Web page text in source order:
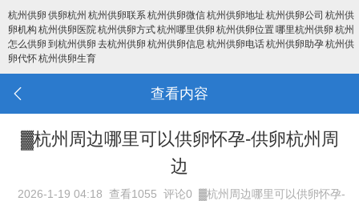
杭州供卵 供卵杭州 杭州供卵联系杭州供卵微信杭州供卵地址 杭州供卵公司 杭州供
卵机构 杭州供卵医院杭州供卵方式杭州哪里供卵 杭州供卵位置哪里杭州供卵 杭州
怎么供卵 到杭州供卵 去杭州供卵 杭州供卵信息 杭州供卵电话杭州供卵助孕杭州供
卵代怀杭州供卵生育
查看内容
▓杭州周边哪里可以供卵怀孕-供卵杭州周
边
2026-1-19 04:18 查看1055 评论0 ▓杭州周边哪里可以供卵怀孕-